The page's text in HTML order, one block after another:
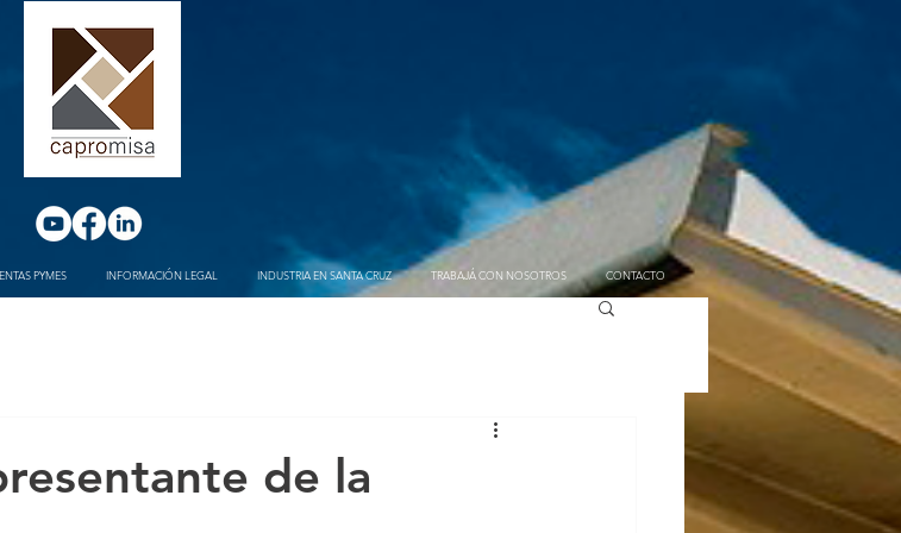
PYMES INFORMACIÓN LEGAL INDUSTRIA EN SANTA CRUZ TRABAJÁ CON NOSOTROS CONTACTO
de la